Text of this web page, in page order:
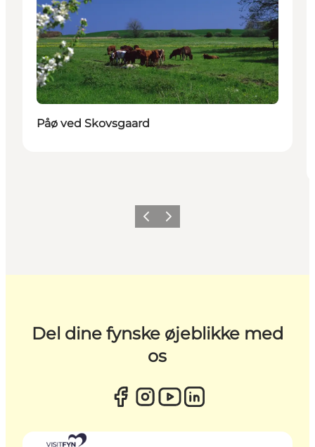
Påø ved Skovsgaard
ForrigeNæste
Del dine fynske øjeblikke med
os